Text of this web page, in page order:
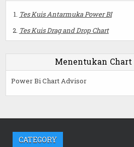
Tes Kuis Antarmuka Power BI
Tes Kuis Drag and Drop Chart
Menentukan
Power Bi Chart Advisor
CATEGORY